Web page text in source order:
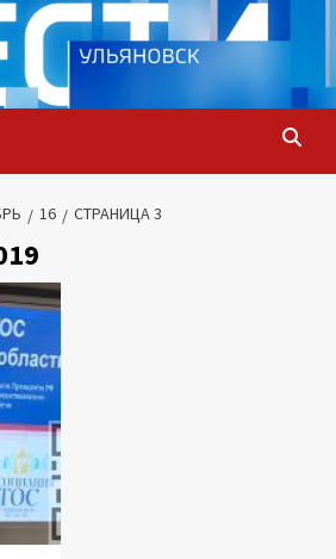
16 СТРАНИЦА 3